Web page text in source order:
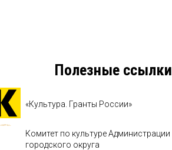
Полезные ссылки
«Культура. Гранты России»
Комитет по культуре
городского округа